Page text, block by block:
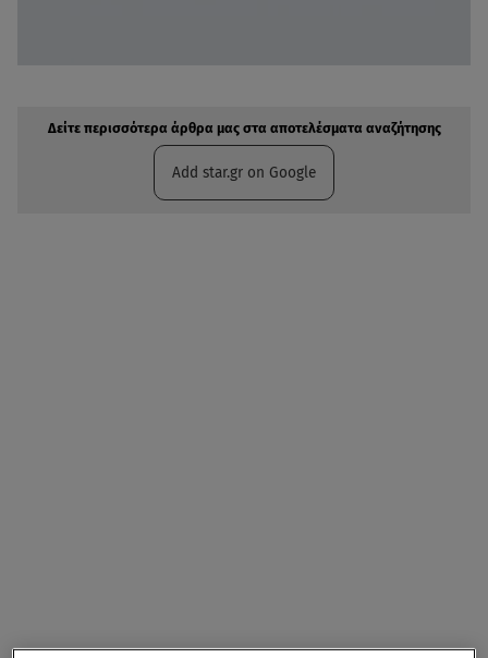
Δείτε περισσότερα άρθρα μας στα αποτελέσματα αναζήτησης
Add star.gr on Google